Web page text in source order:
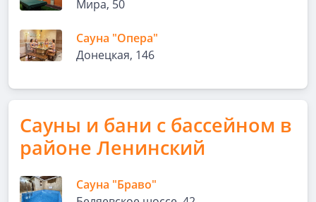
Мира, 50
Сауна "Опера"
Донецкая, 146
Сауны и бани с бассейном в
районе Ленинский
Сауна "Браво"